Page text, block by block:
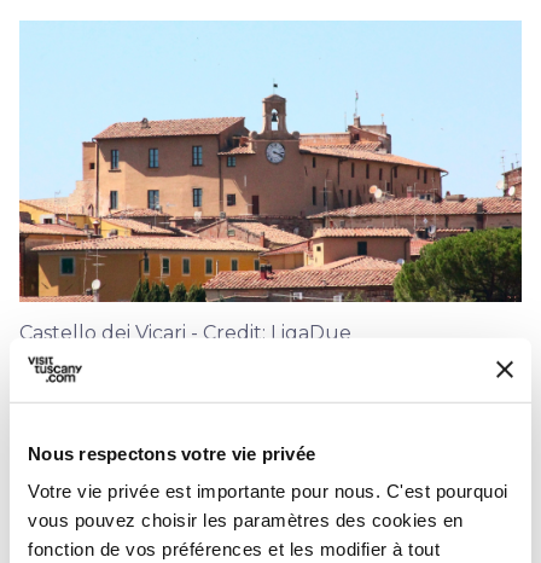
Nous respectons votre vie privée
Votre vie privée est importante pour nous. C'est pourquoi
vous pouvez choisir les paramètres des cookies en
fonction de vos préférences et les modifier à tout
Castello dei Vicari - Credit: LigaDue
Un village qui plonge ses racines dans l'époque
étrusque et qui conserve, en plein centre, un
ancienchâteaudatant de l'an 1 000.
Ici aussi, les excellences gastronomiques ne
manquent pas :Lari- situé dans la campagne